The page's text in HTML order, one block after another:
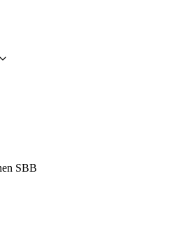
SBB